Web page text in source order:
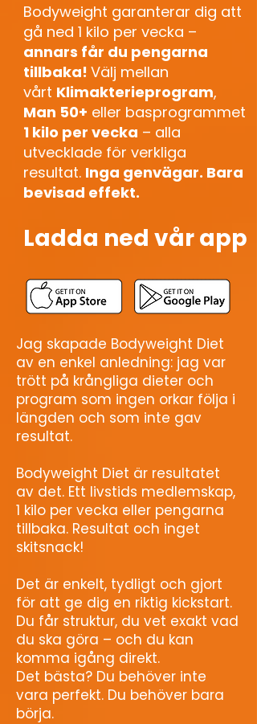
Bodyweight garanterar dig att
gå ned 1 kilo per vecka –
annars får du pengarna
tillbaka! Välj mellan
vårt Klimakterieprogram,
Man 50+ eller basprogrammet
1 kilo per vecka – alla
utvecklade för verkliga
resultat. Inga genvägar. Bara
bevisad effekt.
Ladda ned vår app
Jag skapade Bodyweight Diet
av en enkel anledning: jag var
trött på krångliga dieter och
program som ingen orkar följa i
längden och som inte gav
resultat.
Bodyweight Diet är resultatet
av det. Ett livstids medlemskap,
1 kilo per vecka eller pengarna
tillbaka. Resultat och inget
skitsnack!
Det är enkelt, tydligt och gjort
för att ge dig en riktig kickstart.
Du får struktur, du vet exakt vad
du ska göra – och du kan
komma igång direkt.
Det bästa? Du behöver inte
vara perfekt. Du behöver bara
börja.